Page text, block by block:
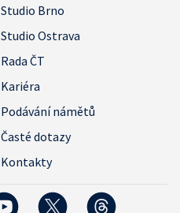
Studio Brno
Studio Ostrava
Rada ČT
Kariéra
Podávání námětů
Časté dotazy
Kontakty